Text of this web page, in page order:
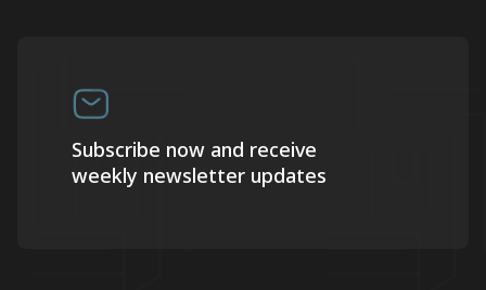
Subscribe now and receive
weekly newsletter updates